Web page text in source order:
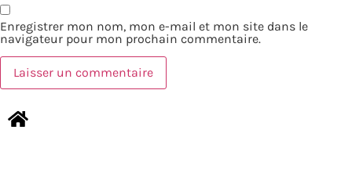
Enregistrer mon nom, mon e-mail et mon site dans le
navigateur pour mon prochain commentaire.